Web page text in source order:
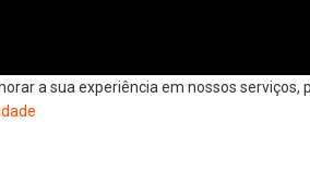
a sua experiência em nossos